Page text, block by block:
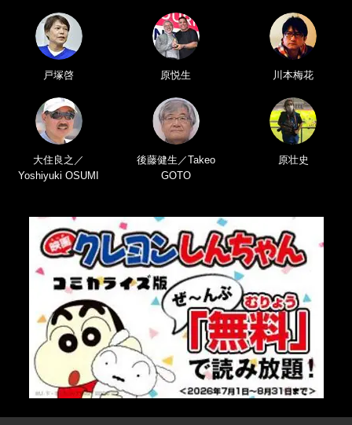
戸塚啓 原悦生 川本梅花
大住良之／
Yoshiyuki OSUMI
後藤健生／Takeo
GOTO
原壮史